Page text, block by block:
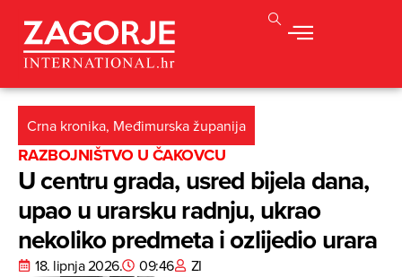
Crna kronika, Međimurska županija
RAZBOJNIŠTVO U ČAKOVCU
U centru grada, usred bijela dana,
upao u urarsku radnju, ukrao
nekoliko predmeta i ozlijedio urara
18. lipnja 2026. 09:46 ZI